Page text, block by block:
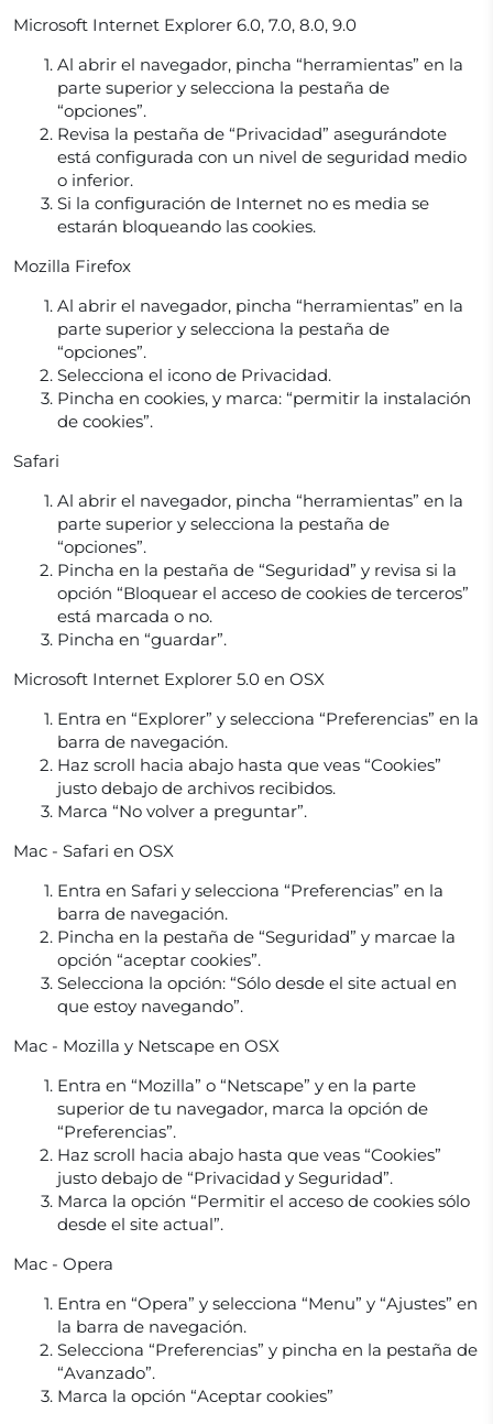
Microsoft Internet Explorer 6.0, 7.0, 8.0, 9.0
Al abrir el navegador, pincha “herramientas” en la
parte superior y selecciona la pestaña de
“opciones”.
Revisa la pestaña de “Privacidad” asegurándote
está configurada con un nivel de seguridad medio
o inferior.
Si la configuración de Internet no es media se
estarán bloqueando las cookies.
Mozilla Firefox
Al abrir el navegador, pincha “herramientas” en la
parte superior y selecciona la pestaña de
“opciones”.
Selecciona el icono de Privacidad.
Pincha en cookies, y marca: “permitir la instalación
de cookies”.
Safari
Al abrir el navegador, pincha “herramientas” en la
parte superior y selecciona la pestaña de
“opciones”.
Pincha en la pestaña de “Seguridad” y revisa si la
opción “Bloquear el acceso de cookies de terceros”
está marcada o no.
Pincha en “guardar”.
Microsoft Internet Explorer 5.0 en OSX
Entra en “Explorer” y selecciona “Preferencias” en la
barra de navegación.
Haz scroll hacia abajo hasta que veas “Cookies”
justo debajo de archivos recibidos.
Marca “No volver a preguntar”.
Mac - Safari en OSX
Entra en Safari y selecciona “Preferencias” en la
barra de navegación.
Pincha en la pestaña de “Seguridad” y marcae la
opción “aceptar cookies”.
Selecciona la opción: “Sólo desde el site actual en
que estoy navegando”.
Mac - Mozilla y Netscape en OSX
Entra en “Mozilla” o “Netscape” y en la parte
superior de tu navegador, marca la opción de
“Preferencias”.
Haz scroll hacia abajo hasta que veas “Cookies”
justo debajo de “Privacidad y Seguridad”.
Marca la opción “Permitir el acceso de cookies sólo
desde el site actual”.
Mac - Opera
Entra en “Opera” y selecciona “Menu” y “Ajustes” en
la barra de navegación.
Selecciona “Preferencias” y pincha en la pestaña de
“Avanzado”.
Marca la opción “Aceptar cookies”